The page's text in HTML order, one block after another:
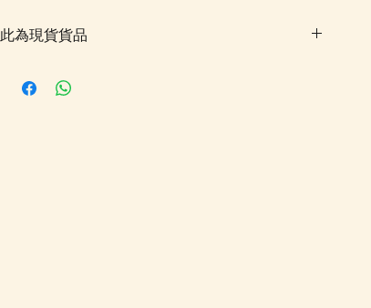
此為現貨貨品
統顯示為"無庫存"或 未能放入購物車時, 可以